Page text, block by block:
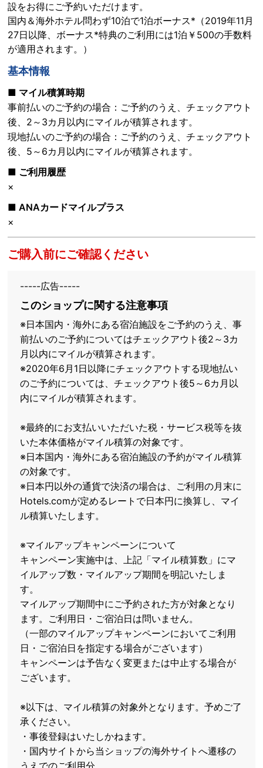
設をお得にご予約いただけます。
国内＆海外ホテル問わず10泊で1泊ボーナス*（2019年11月
27日以降、ボーナス*特典のご利用には1泊￥500の手数料
が適用されます。）
基本情報
■ マイル積算時期
事前払いのご予約の場合：ご予約のうえ、チェックアウト
後、2～3カ月以内にマイルが積算されます。
現地払いのご予約の場合：ご予約のうえ、チェックアウト
後、5～6カ月以内にマイルが積算されます。
■ ご利用履歴
×
■ ANAカードマイルプラス
×
ご購入前にご確認ください
-----広告-----
このショップに関する注意事項
※日本国内・海外にある宿泊施設をご予約のうえ、事
前払いのご予約についてはチェックアウト後2～3カ
月以内にマイルが積算されます。
※2020年6月1日以降にチェックアウトする現地払い
のご予約については、チェックアウト後5～6カ月以
内にマイルが積算されます。
※最終的にお支払いいただいた税・サービス税等を抜
いた本体価格がマイル積算の対象です。
※日本国内・海外にある宿泊施設の予約がマイル積算
の対象です。
※日本円以外の通貨で決済の場合は、ご利用の月末に
Hotels.comが定めるレートで日本円に換算し、マイ
ル積算いたします。
※マイルアップキャンペーンについて
キャンペーン実施中は、上記「マイル積算数」にマ
イルアップ数・マイルアップ期間を明記いたしま
す。
マイルアップ期間中にご予約された方が対象となり
ます。ご利用日・ご宿泊日は問いません。
（一部のマイルアップキャンペーンにおいてご利用
日・ご宿泊日を指定する場合がございます）
キャンペーンは予告なく変更または中止する場合が
ございます。
※以下は、マイル積算の対象外となります。予めご了
承ください。
・事後登録はいたしかねます。
・国内サイトから当ショップの海外サイトへ遷移の
うえでのご利用分